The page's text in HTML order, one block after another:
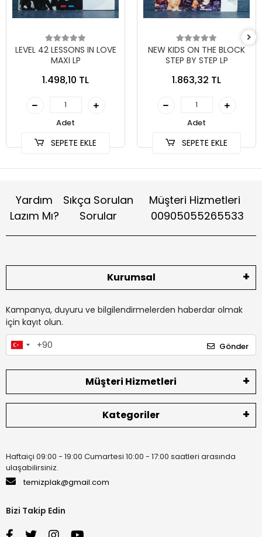
LEVEL 42 LESSONS IN LOVE
MAXI LP
1.498,10 TL
Adet
SEPETE EKLE
NEW KIDS ON THE BLOCK
STEP BY STEP LP
1.863,32 TL
Adet
SEPETE EKLE
Yardım
Lazım Mı?
Sıkça Sorulan
Sorular
Müşteri Hizmetleri
00905055265533
Kurumsal
Kampanya, duyuru ve bilgilendirmelerden haberdar olmak
için kayıt olun.
Gönder
Müşteri Hizmetleri
Kategoriler
Haftaiçi 09:00 - 19:00 Cumartesi 10:00 - 17:00 saatleri arasında
ulaşabilirsiniz.
temizplak@gmail.com
Bizi Takip Edin